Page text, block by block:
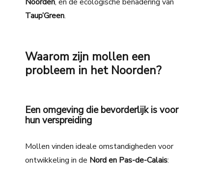
Taup’Green.
Waarom zijn mollen een
probleem in het Noorden?
Een omgeving die bevorderlijk is voor
hun verspreiding
Mollen vinden idealeomstandigheden voor
ontwikkeling in de Nord en Pas-de-Calais: